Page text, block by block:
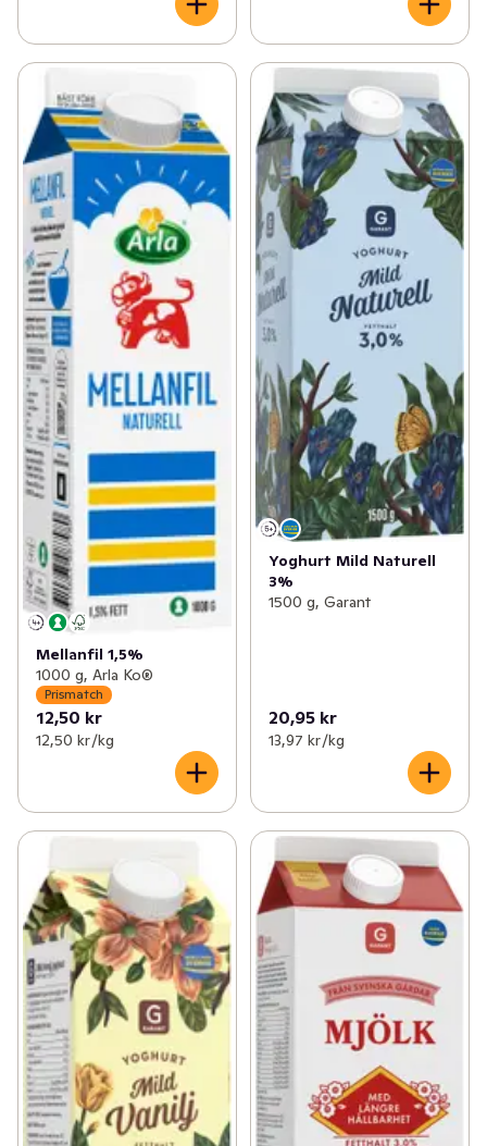
Mellanfil 1,5%
1000 g, Arla Ko®
Prismatch
12,50 kr
12,50 kr /kg
Yoghurt Mild Naturell
3%
1500 g, Garant
20,95 kr
13,97 kr /kg